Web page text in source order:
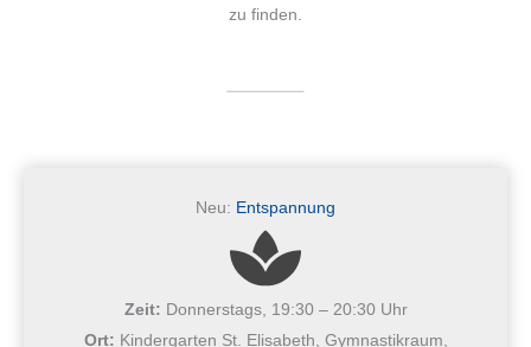
zu finden.
Neu: Entspannung
Zeit: Donnerstags, 19:30 – 20:30 Uhr
Ort: Kindergarten St. Elisabeth, Gymnastikraum,